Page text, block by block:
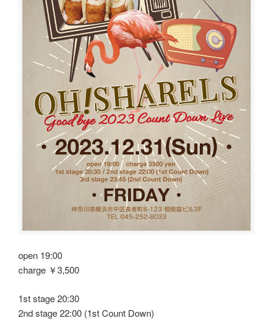
open 19:00
charge ￥3,500
1st stage 20:30
2nd stage 22:00 (1st Count Down)